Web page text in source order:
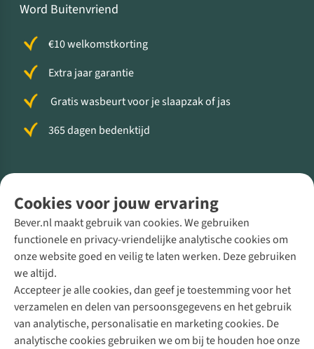
Cookies voor jouw ervaring
Bever.nl maakt gebruik van cookies. We gebruiken
functionele en privacy-vriendelijke analytische cookies om
onze website goed en veilig te laten werken. Deze gebruiken
we altijd.
Accepteer je alle cookies, dan geef je toestemming voor het
verzamelen en delen van persoonsgegevens en het gebruik
van analytische, personalisatie en marketing cookies. De
analytische cookies gebruiken we om bij te houden hoe onze
Word Buitenvriend
€10 welkomstkorting
Extra jaar garantie
Gratis wasbeurt voor je slaapzak of jas
365 dagen bedenktijd
Direct advies van een Buitenexpert
+31 (0)85 888 50 88
+31 6 12 28 49 80
Contactformulier